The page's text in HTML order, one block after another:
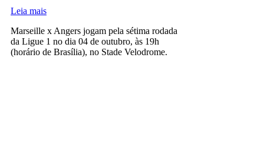
Leia mais
Marseille x Angers jogam pela sétima rodada
da Ligue 1 no dia 04 de outubro, às 19h
(horário de Brasília), no Stade Velodrome.